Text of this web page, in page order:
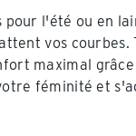
l'été ou en
vos
maximal
féminité et